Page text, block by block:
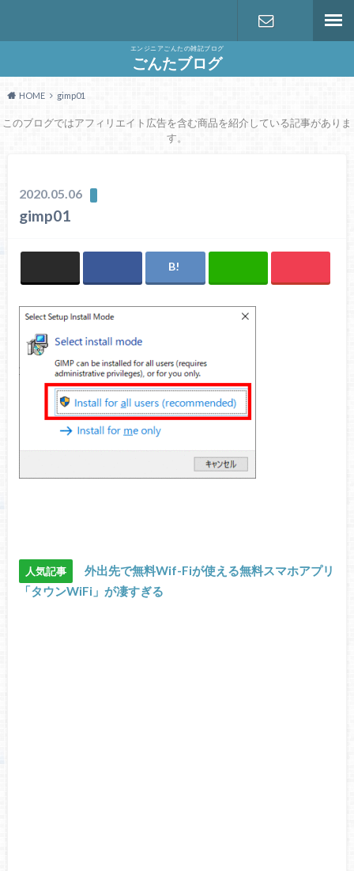
エンジニアごんたの雑記ブログ
ごんたブログ
HOME gimp01
このブログではアフィリエイト広告を含む商品を紹介している記事がありま
す。
2020.05.06
gimp01
人気記事
外出先で無料Wif-Fiが使える無料スマホアプリ
「タウンWiFi」が凄すぎる